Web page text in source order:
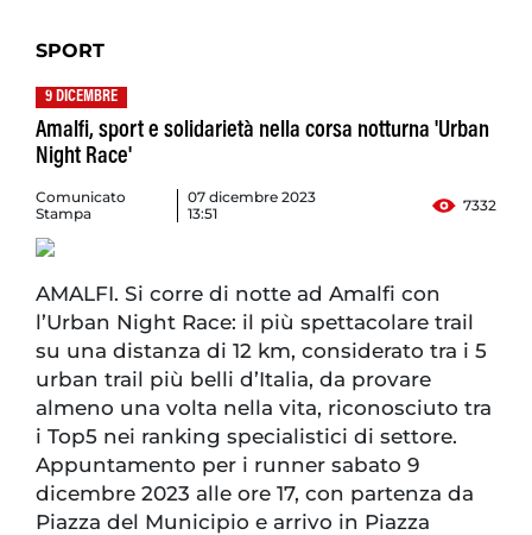
SPORT
9 DICEMBRE
Amalfi, sport e solidarietà nella corsa notturna 'Urban
Night Race'
Comunicato
Stampa
07 dicembre 2023
13:51
7332
AMALFI. Si corre di notte ad Amalfi con
l’Urban Night Race: il più spettacolare trail
su una distanza di 12 km, considerato tra i 5
urban trail più belli d’Italia, da provare
almeno una volta nella vita, riconosciuto tra
i Top5 nei ranking specialistici di settore.
Appuntamento per i runner sabato 9
dicembre 2023 alle ore 17, con partenza da
Piazza del Municipio e arrivo in Piazza